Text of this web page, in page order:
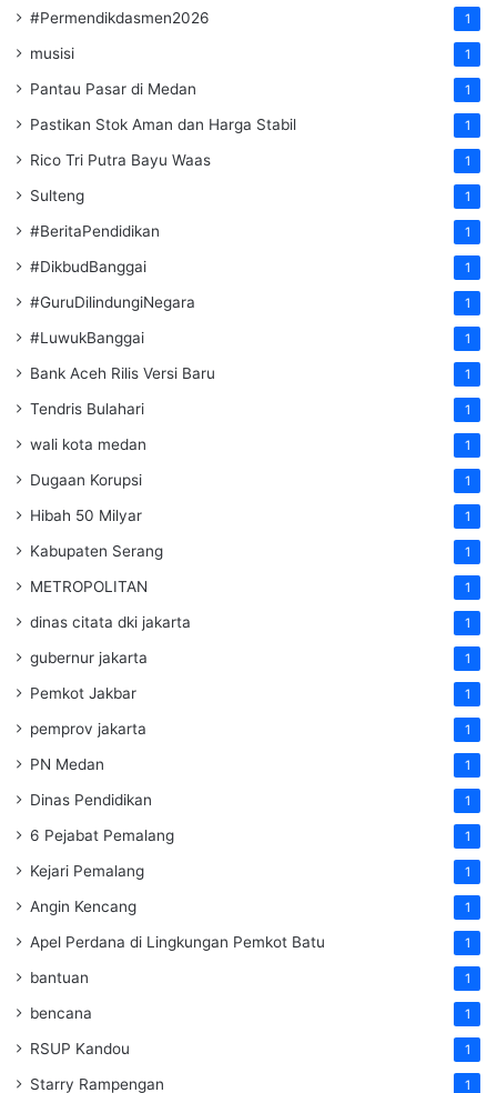
#Permendikdasmen2026 1
musisi 1
Pantau Pasar di Medan 1
Pastikan Stok Aman dan Harga Stabil 1
Rico Tri Putra Bayu Waas 1
Sulteng 1
#BeritaPendidikan 1
#DikbudBanggai 1
#GuruDilindungiNegara 1
#LuwukBanggai 1
Bank Aceh Rilis Versi Baru 1
Tendris Bulahari 1
wali kota medan 1
Dugaan Korupsi 1
Hibah 50 Milyar 1
Kabupaten Serang 1
METROPOLITAN 1
dinas citata dki jakarta 1
gubernur jakarta 1
Pemkot Jakbar 1
pemprov jakarta 1
PN Medan 1
Dinas Pendidikan 1
6 Pejabat Pemalang 1
Kejari Pemalang 1
Angin Kencang 1
Apel Perdana di Lingkungan Pemkot Batu 1
bantuan 1
bencana 1
RSUP Kandou 1
Starry Rampengan 1